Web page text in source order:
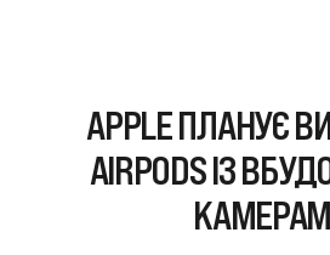
APPLE ПЛАНУЄ
AIRPODS ІЗ